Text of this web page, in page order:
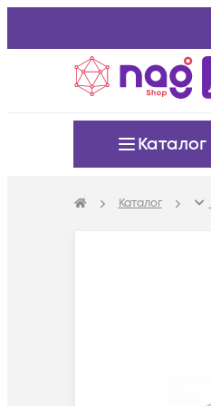
Каталог
Каталог